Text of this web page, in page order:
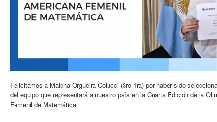
Felicitamos a Malena Orgueira Colucci (3ro 1ra) por haber sido
del equipo que representará a nuestro país en la Cuarta Edición de la
Femenil de Matemática.